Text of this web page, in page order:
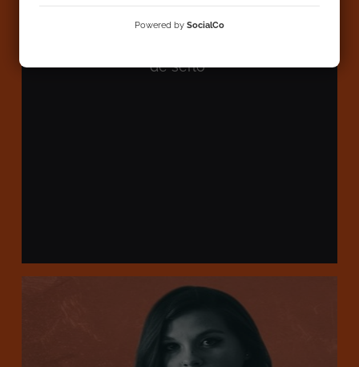
"Me molesta cuando se usa la palabra
de serlo"
Powered by SocialCo